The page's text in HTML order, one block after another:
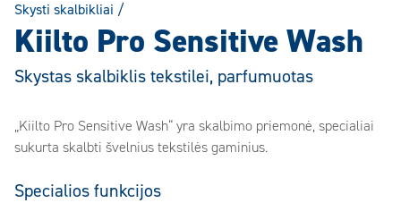
Skysti skalbikliai /
Kiilto Pro Sensitive Wash
Skystas skalbiklis tekstilei, parfumuotas
„Kiilto Pro Sensitive Wash“ yra skalbimo priemonė, specialiai
sukurta skalbti švelnius tekstilės gaminius.
Specialios funkcijos